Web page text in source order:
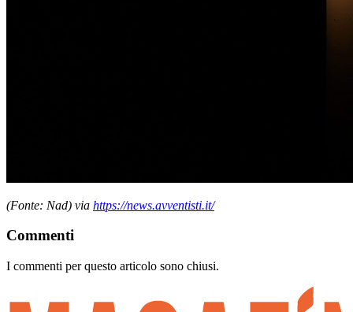
(Fonte: Nad) via https://news.avventisti.it/
Commenti
I commenti per questo articolo sono chiusi.